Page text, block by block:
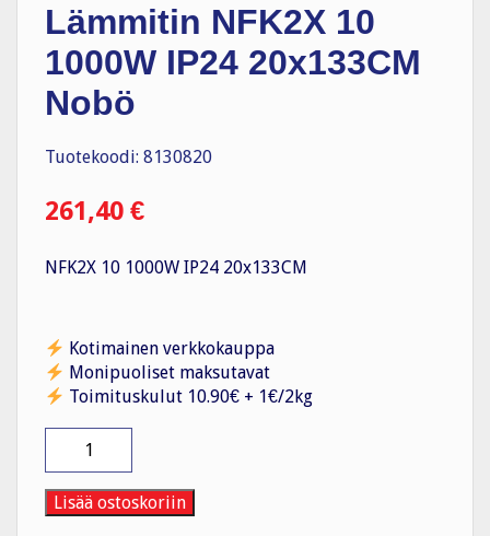
Lämmitin NFK2X 10
1000W IP24 20x133CM
Nobö
Tuotekoodi: 8130820
261,40 €
NFK2X 10 1000W IP24 20x133CM
Kotimainen verkkokauppa
Monipuoliset maksutavat
Toimituskulut 10.90€ + 1€/2kg
NFK2X
10
1000W
IP24
Lisää ostoskoriin